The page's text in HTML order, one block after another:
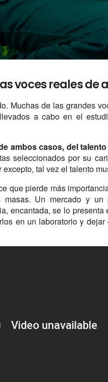
voces reales de
Muchas de las grandes
a cabo en el
ambos casos, del
seleccionados por su
tal vez el talento
que pierde más
masas. Un mercado y un
encantada, se lo
en un laboratorio y